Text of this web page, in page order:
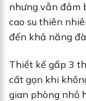
nhưng vẫn đảm
cao su thiên
đến khả năng
Thiết kế gấp 3
cất gọn khi
gian phòng nhỏ